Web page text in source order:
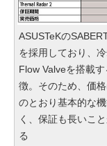
ASUSTeKの
を採用しており、
Flow Valveを搭載
徴。そのため、価
のとおり基本的な
く、保証も長いこ
る